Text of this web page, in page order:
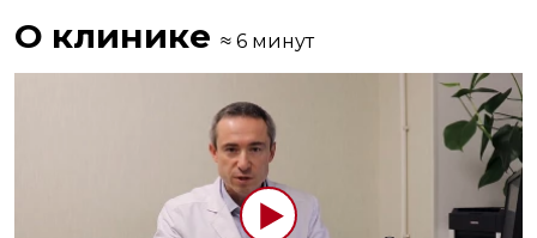
О клинике ≈ 6 минут